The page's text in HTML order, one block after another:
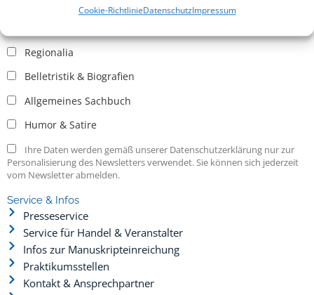
Cookie-RichtlinieDatenschutzImpressum
Kritische Theorie / Philosophie
Regionalia
Belletristik & Biografien
Allgemeines Sachbuch
Humor & Satire
Ihre Daten werden gemäß unserer Datenschutzerklärung nur zur
Personalisierung des Newsletters verwendet. Sie können sich jederzeit
vom Newsletter abmelden.
Service & Infos
Presseservice
Service für Handel & Veranstalter
Infos zur Manuskripteinreichung
Praktikumsstellen
Kontakt & Ansprechpartner